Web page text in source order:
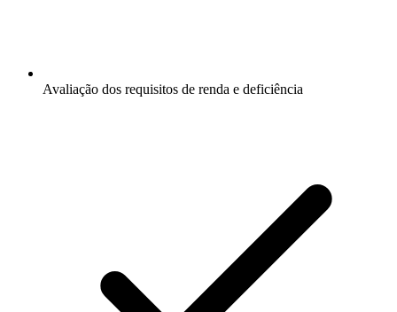
Avaliação dos requisitos de renda e deficiência